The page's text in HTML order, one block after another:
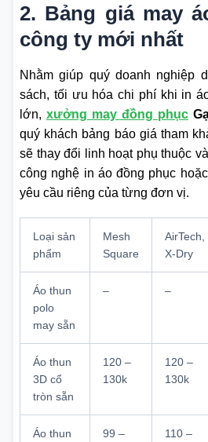
2. Bảng giá may
công ty mới nhất
Nhằm giúp quý doanh nghiệp
sách, tối ưu hóa chi phí khi in
lớn, xưởng may đồng phục
quý khách bảng báo giá tham
sẽ thay đổi linh hoạt phụ thuộc
công nghệ in áo đồng phục
yêu cầu riêng của từng đơn vị.
Loại sản
phẩm
Mesh
Square
AirTech,
X-Dry
Áo thun
polo
may sẵn
– –
Áo thun
3D cổ
tròn sẵn
120 –
130k
120 –
130k
Áo thun 99 – 110 –